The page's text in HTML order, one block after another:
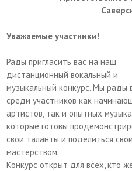
Уважаемые участники!
Рады пригласить вас на наш
дистанционный вокальный и
музыкальный конкурс. Мы рады
среди участников как
артистов, так и опытных
которые готовы
свои таланты и поделиться
мастерством.
Конкурс открыт для всех, кто